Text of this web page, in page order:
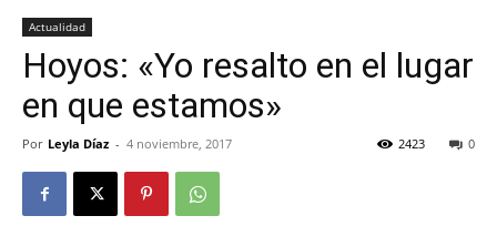
Actualidad
Hoyos: «Yo resalto en el lugar
en que estamos»
Por Leyla Díaz - 4 noviembre, 2017 0
2423